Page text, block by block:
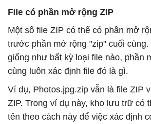
File có phần mở rộng ZIP
Một số file ZIP có thể có phần mở
trước phần mở rộng "zip" cuối
giống như bất kỳ loại file nào, phần
cùng luôn xác định file đó là gì.
Ví dụ, Photos.jpg.zip vẫn là file ZIP
ZIP. Trong ví dụ này, kho lưu trữ có
tên theo cách này để việc xác định